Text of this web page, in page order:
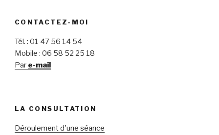
CONTACTEZ-MOI
Tél. : 01 47 56 14 54
Mobile : 06 58 52 25 18
Par e-mail
LA CONSULTATION
Déroulement d'une séance